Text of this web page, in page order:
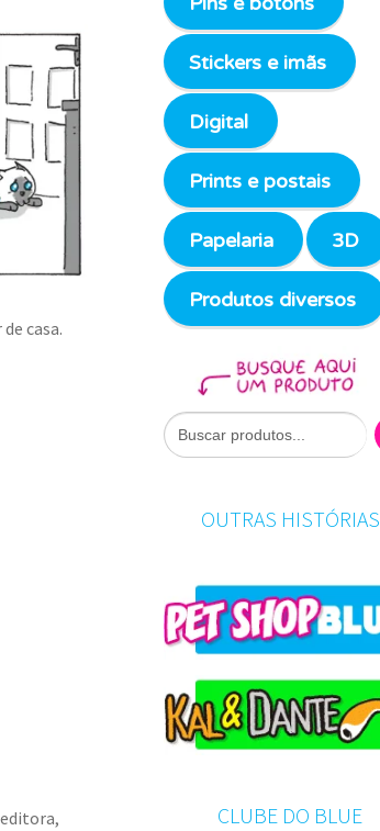
casa.
Stickers e imãs
Digital
Prints e postais
Papelaria 3D
Produtos diversos
Search
for:
OUTRAS HISTÓRIAS
CLUBE DO BLUE